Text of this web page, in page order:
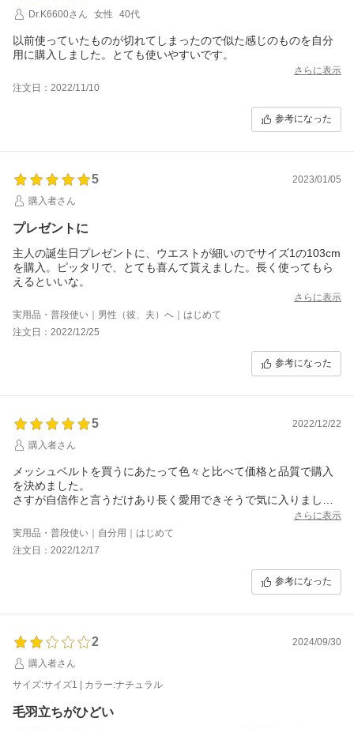
Dr.K6600さん
女性 40代
以前使っていたものが切れてしまったので似た感じのものを自分
用に購入しました。とても使いやすいです。
さらに表示
注文日：2022/11/10
参考になった
5
2023/01/05
購入者さん
プレゼントに
主人の誕生日プレゼントに、ウエストが細いのでサイズ1の103cm
を購入。ピッタリで、とても喜んて貰えました。長く使ってもら
えるといいな。
さらに表示
実用品・普段使い｜男性（彼、夫）へ｜はじめて
注文日：2022/12/25
参考になった
5
2022/12/22
購入者さん
メッシュベルトを買うにあたって色々と比べて価格と品質で購入
を決めました。
さすが自信作と言うだけあり長く愛用できそうで気に入りまし
さらに表示
実用品・普段使い｜自分用｜はじめて
注文日：2022/12/17
参考になった
2
2024/09/30
購入者さん
サイズ:サイズ1 | カラー:ナチュラル
毛羽立ちがひどい